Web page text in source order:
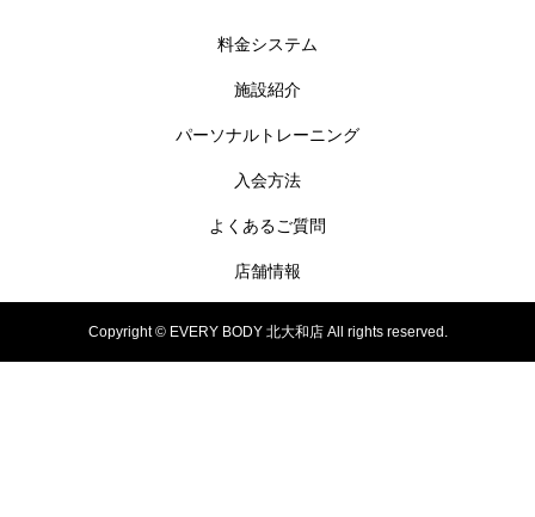
料金システム
施設紹介
パーソナルトレーニング
入会方法
よくあるご質問
店舗情報
Copyright © EVERY BODY 北大和店 All rights reserved.